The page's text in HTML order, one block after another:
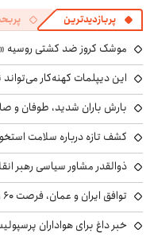
پربازدیدترین
موشک کروز ضد کشتی روسیه
این دیپلمات کهنه‌کار
بارش باران شدید، طوفان و
کشف تازه درباره سلامت
ذوالقدر مشاور سیاسی رهبر
توافق ایران و عمان، فرصت ۶۰ روزه برای واردات کالا به ایران ایجاد می‌کند
خبر داغ برای هواداران